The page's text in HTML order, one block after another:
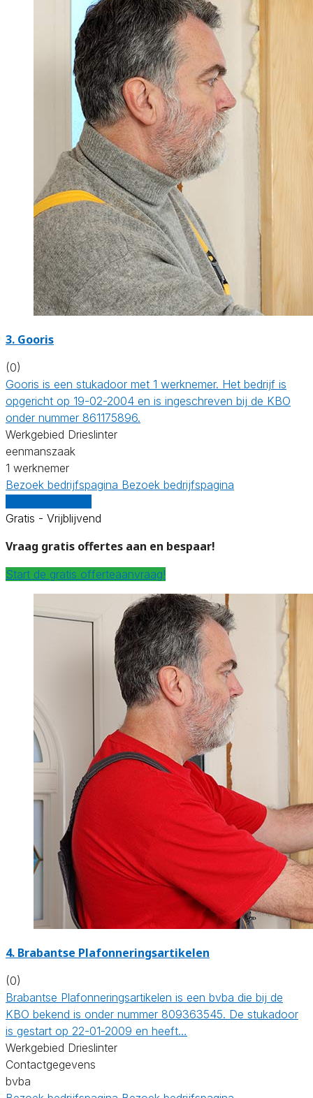
3. Gooris
(0)
Gooris is een stukadoor met 1 werknemer. Het bedrijf is
opgericht op 19-02-2004 en is ingeschreven bij de KBO
onder nummer 861175896.
Werkgebied Drieslinter
eenmanszaak
1 werknemer
Bezoek bedrijfspagina Bezoek bedrijfspagina
Gratis - Vrijblijvend
Vraag gratis offertes aan en bespaar!
Start de gratis offerteaanvraag!
4. Brabantse Plafonneringsartikelen
(0)
Brabantse Plafonneringsartikelen is een bvba die bij de
KBO bekend is onder nummer 809363545. De stukadoor
is gestart op 22-01-2009 en heeft…
Werkgebied Drieslinter
Contactgegevens
bvba